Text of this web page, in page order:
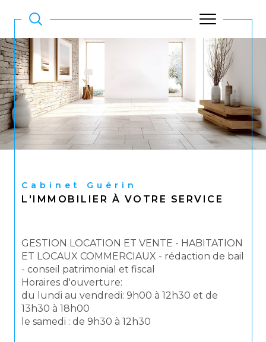
Cabinet Guérin
L'IMMOBILIER À VOTRE SERVICE
GESTION LOCATION ET VENTE - HABITATION
ET LOCAUX COMMERCIAUX - rédaction de bail
- conseil patrimonial et fiscal
Horaires d'ouverture:
du lundi au vendredi: 9h00 à 12h30 et de
13h30 à 18h00
le samedi : de 9h30 à 12h30